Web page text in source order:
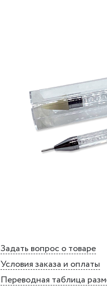
Задать вопрос о товаре
Условия заказа и оплаты
Переводная таблица